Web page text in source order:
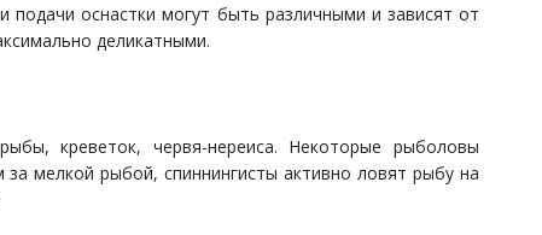
оснастки могут быть различными и зависят от
деликатными.
креветок, червя-нереиса. Некоторые рыболовы
мелкой рыбой, спиннингисты активно ловят рыбу на